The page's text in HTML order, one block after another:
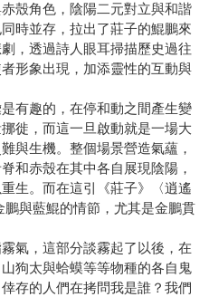
殼角色，陰陽二元對立與和諧
時並存，拉出了莊子的鯤鵬來
，透過詩人眼耳掃描歷史過往
形象出現，加添靈性的互動與
有趣的，在停和動之間產生變
徙，而這一旦啟動就是一場大
與生機。整個場景營造氣蘊，
和赤殼在其中各自展現陰陽，
生。而在這引《莊子》〈逍遙
與藍鯤的情節，尤其是金鵬貫
氣，這部分談霧起了以後，在
狗太與蛤蟆等等物種的各自鬼
存的人們在拷問我是誰？我們